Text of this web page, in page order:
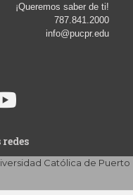
¡Queremos saber de ti!
787.841.2000
info@pucpr.edu
Católica de Puerto